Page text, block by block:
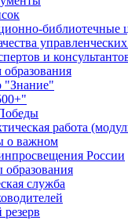
библиотечные
и
образования
"Знание"
работа
о важном
России
служба